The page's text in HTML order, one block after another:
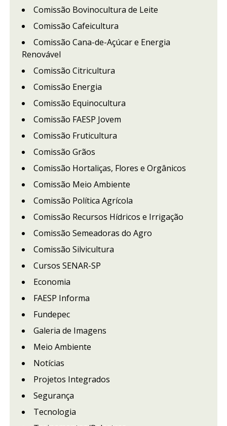
Comissão Bovinocultura de Leite
Comissão Cafeicultura
Comissão Cana-de-Açúcar e Energia
Renovável
Comissão Citricultura
Comissão Energia
Comissão Equinocultura
Comissão FAESP Jovem
Comissão Fruticultura
Comissão Grãos
Comissão Hortaliças, Flores e Orgânicos
Comissão Meio Ambiente
Comissão Política Agrícola
Comissão Recursos Hídricos e Irrigação
Comissão Semeadoras do Agro
Comissão Silvicultura
Cursos SENAR-SP
Economia
FAESP Informa
Fundepec
Galeria de Imagens
Meio Ambiente
Notícias
Projetos Integrados
Segurança
Tecnologia